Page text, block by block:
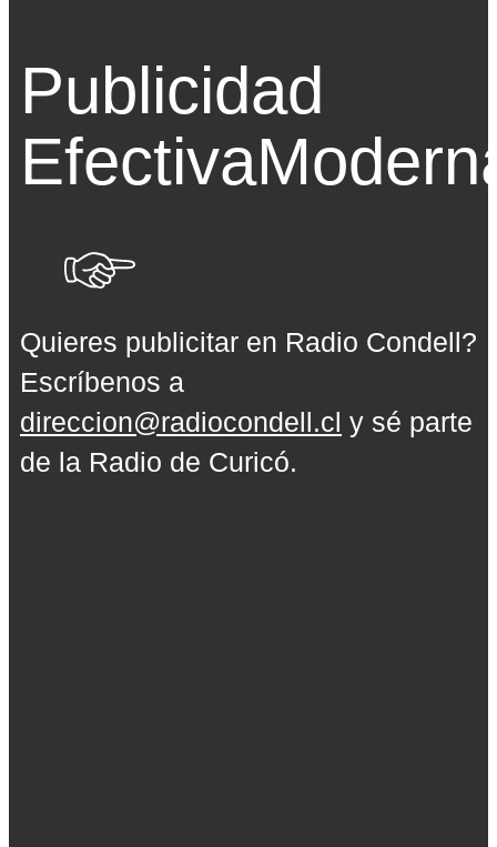
Publicidad
Efectiva
Quieres publicitar en Radio Condell?
Escríbenos a
direccion@radiocondell.cl y sé parte
de la Radio de Curicó.